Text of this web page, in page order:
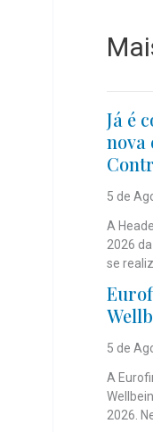
Já é
nova
5 de
A
2026
se
5 de
A
2026.